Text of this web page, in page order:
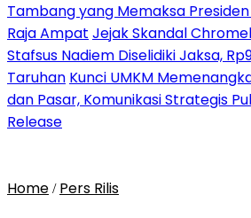
Tambang yang Memaksa
Raja Ampat Jejak Skandal
Stafsus Nadiem Diselidiki Jaksa,
Taruhan Kunci UMKM
dan Pasar, Komunikasi Strategis
Release
Home / Pers Rilis